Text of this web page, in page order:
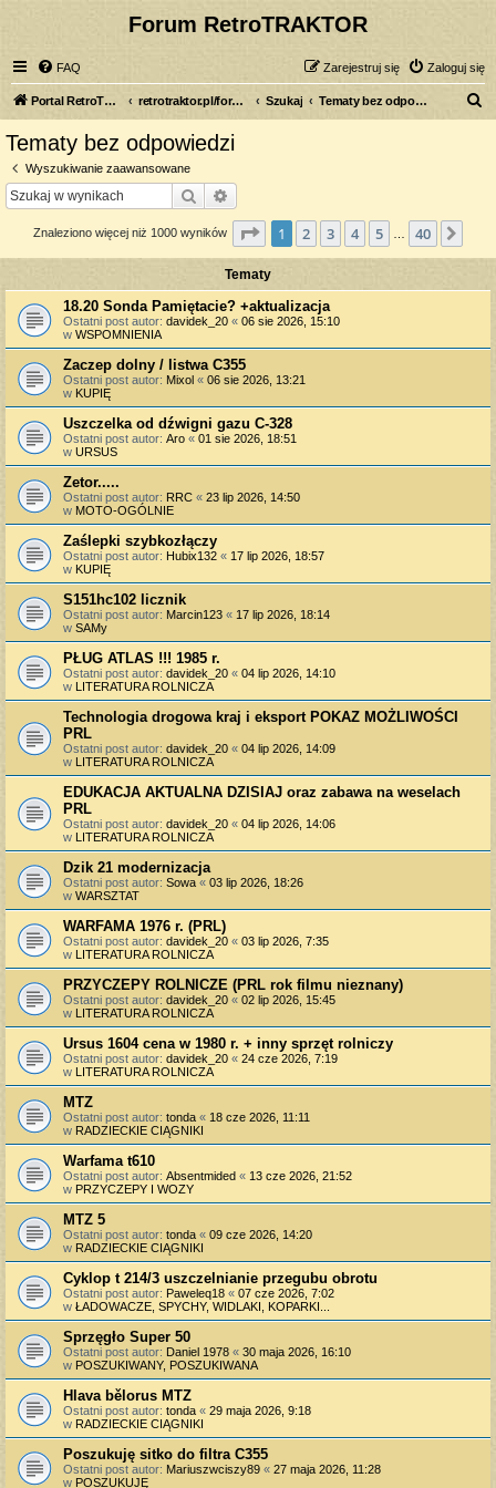
Forum RetroTRAKTOR
FAQ Zaloguj się
Zarejestruj się
Portal RetroTRAKTOR.pl retrotraktor.pl/forum Szukaj Tematy bez odpowiedzi
Tematy bez odpowiedzi
Wyszukiwanie zaawansowane
Szukaj
Znaleziono więcej niż 1000 wyników Strona z40
1 2 3 4 5 40
Tematy
18.20 Sonda Pamiętacie? +aktualizacja
Ostatni post autor: davidek_20 « 06 sie 2026, 15:10
w WSPOMNIENIA
Zaczep dolny / listwa C355
Ostatni post autor: Mixol « 06 sie 2026, 13:21
w KUPIĘ
Uszczelka od dźwigni gazu C-328
Ostatni post autor: Aro « 01 sie 2026, 18:51
w URSUS
Zetor.....
Ostatni post autor: RRC « 23 lip 2026, 14:50
w MOTO-OGÓLNIE
Zaślepki szybkozłączy
Ostatni post autor: Hubix132 « 17 lip 2026, 18:57
w KUPIĘ
S151hc102 licznik
Ostatni post autor: Marcin123 « 17 lip 2026, 18:14
w SAMy
PŁUG ATLAS !!! 1985 r.
Ostatni post autor: davidek_20 « 04 lip 2026, 14:10
w LITERATURA ROLNICZA
Technologia drogowa kraj i eksport POKAZ MOŻLIWOŚCI
PRL
Ostatni post autor: davidek_20 « 04 lip 2026, 14:09
w LITERATURA ROLNICZA
EDUKACJA AKTUALNA DZISIAJ oraz zabawa na weselach
PRL
Ostatni post autor: davidek_20 « 04 lip 2026, 14:06
w LITERATURA ROLNICZA
Dzik 21 modernizacja
Ostatni post autor: Sowa « 03 lip 2026, 18:26
w WARSZTAT
WARFAMA 1976 r. (PRL)
Ostatni post autor: davidek_20 « 03 lip 2026, 7:35
w LITERATURA ROLNICZA
PRZYCZEPY ROLNICZE (PRL rok filmu nieznany)
Ostatni post autor: davidek_20 « 02 lip 2026, 15:45
w LITERATURA ROLNICZA
Ursus 1604 cena w 1980 r. + inny sprzęt rolniczy
Ostatni post autor: davidek_20 « 24 cze 2026, 7:19
w LITERATURA ROLNICZA
MTZ
Ostatni post autor: tonda « 18 cze 2026, 11:11
w RADZIECKIE CIĄGNIKI
Warfama t610
Ostatni post autor: Absentmided « 13 cze 2026, 21:52
w PRZYCZEPY I WOZY
MTZ 5
Ostatni post autor: tonda « 09 cze 2026, 14:20
w RADZIECKIE CIĄGNIKI
Cyklop t 214/3 uszczelnianie przegubu obrotu
Ostatni post autor: Paweleq18 « 07 cze 2026, 7:02
w ŁADOWACZE, SPYCHY, WIDLAKI, KOPARKI...
Sprzęgło Super 50
Ostatni post autor: Daniel 1978 « 30 maja 2026, 16:10
w POSZUKIWANY, POSZUKIWANA
Hlava bělorus MTZ
Ostatni post autor: tonda « 29 maja 2026, 9:18
w RADZIECKIE CIĄGNIKI
Poszukuję sitko do filtra C355
Ostatni post autor: Mariuszwciszy89 « 27 maja 2026, 11:28
w POSZUKUJĘ